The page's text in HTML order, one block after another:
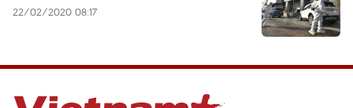
22/02/2020 08:17